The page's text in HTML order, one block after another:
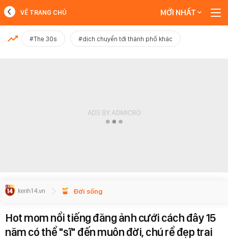
MỚI NHẤT
VỀ TRANG CHỦ MỚI NHẤT
#The 30s #dịch chuyển tới thành phố khác
Đời sống
Hot mom nổi tiếng đăng ảnh cưới cách đây 15
năm có thể "sĩ" đến muôn đời, chú rể đẹp trai